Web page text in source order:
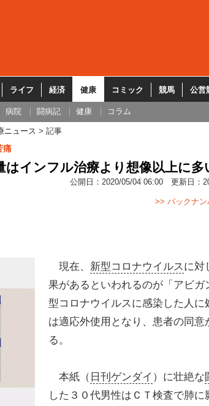
ライフ 経済 健康 コミック 競馬 公営
病院 闘病記 健康 コラム
ニュース 記事
痛
はインフル治療より想像以上に多
公開日： 2020/05/04 06:00 更新日：
>> バックナン
現在、 新型コロナウイルスに対
果があるといわれるのが「アビガ
型コロナウイルスに感染した人に
は適応外使用となり、患者の同意
る。
本紙（ 日刊ゲンダイ ）に壮絶な
した３０代男性はＣＴ検査で肺に